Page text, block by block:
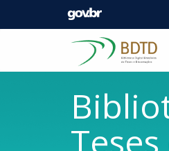
Pular para o conteúdo